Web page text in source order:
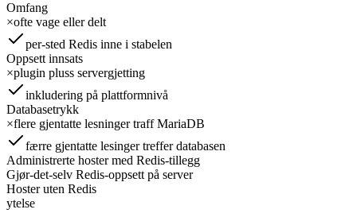
Omfang
×ofte vage eller delt
per-sted Redis inne i stabelen
Oppsett innsats
×plugin pluss servergjetting
inkludering på plattformnivå
Databasetrykk
×flere gjentatte lesninger traff MariaDB
færre gjentatte lesinger treffer databasen
Administrerte hoster med Redis-tillegg
Gjør-det-selv Redis-oppsett på server
Hoster uten Redis
ytelse